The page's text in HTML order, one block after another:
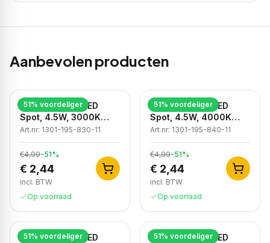
Aanbevolen producten
51% voordeliger
Dimbare GU10 LED
Spot, 4.5W, 3000K
Warm Wit, IP20
Art.nr: 1301-195-830-11
€4,99-51%
€ 2,44
incl. BTW
Op voorraad
51% voordeliger
Dimbare GU10 LED
Spot, 4.5W, 4000K
Neutraal Wit, IP20
Art.nr: 1301-195-840-11
€4,99-51%
€ 2,44
incl. BTW
Op voorraad
51% voordeliger
Dimbare GU10 LED
51% voordeliger
Dimbare GU10 LED